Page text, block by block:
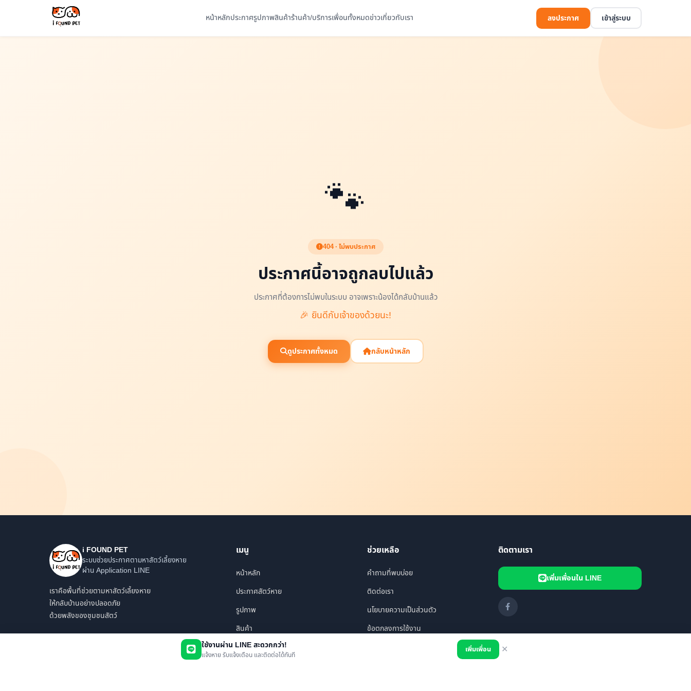
หน้าหลักประกาศรูปภาพสินค้าร้านค้า/บริการเพื่อนทั้งหมดข่าวเกี่ยวกับเรา ลงประกาศ เข้าสู่ระบบ
ใช้งานผ่าน LINE สะดวกกว่า!
แจ้งหาย รับแจ้งเตือน และติดต่อได้ทันที
เพิ่มเพื่อน ✕
🐾
404 · ไม่พบประกาศ
ประกาศนี้อาจถูกลบไปแล้ว
ประกาศที่ต้องการไม่พบในระบบ อาจเพราะน้องได้กลับบ้านแล้ว
🎉 ยินดีกับเจ้าของด้วยนะ!
ดูประกาศทั้งหมด กลับหน้าหลัก
i FOUND PET
ระบบช่วยประกาศตามหาสัตว์เลี้ยงหาย
ผ่าน Application LINE
เราคือพื้นที่ช่วยตามหาสัตว์เลี้ยงหาย
ให้กลับบ้านอย่างปลอดภัย
ด้วยพลังของชุมชนสัตว์
เมนู
หน้าหลัก
ประกาศสัตว์หาย
รูปภาพ
สินค้า
ร้านค้า/บริการ
ช่วยเหลือ
คำถามที่พบบ่อย
ติดต่อเรา
นโยบายความเป็นส่วนตัว
ข้อตกลงการใช้งาน
ติดตามเรา
เพิ่มเพื่อนใน LINE